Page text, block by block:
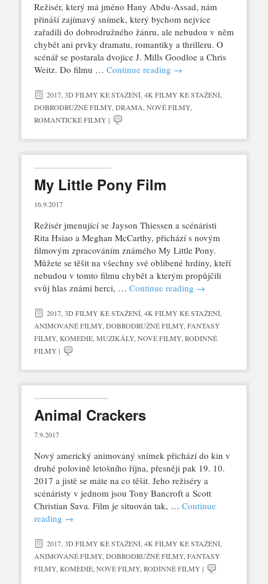
Režisér, který má jméno Hany Abdu-Assad, nám
přináší zajímavý snímek, který bychom nejvíce
zařadili do dobrodružného žánru, ale nebudou v něm
chybět ani prvky dramatu, romantiky a thrilleru. O
scénář se postarala dvojice J. Mills Goodloe a Chris
Weitz. Do filmu … Continue reading →
2017,3D FILMY KE STAŽENÍ,4K FILMY KE STAŽENÍ,
DOBRODRUŽNÉ FILMY,DRAMA,NOVÉ FILMY,
ROMANTICKÉ FILMY |
My Little Pony Film
16.9.2017
Režisér jmenující se Jayson Thiessen a scénáristi
Rita Hsiao a Meghan McCarthy, přichází s novým
filmovým zpracováním známého My Little Pony.
Můžete se těšit na všechny své oblíbené hrdiny, kteří
nebudou v tomto filmu chybět a kterým propůjčili
svůj hlas známí herci, … Continue reading →
2017, 3D FILMY KE STAŽENÍ, 4K FILMY KE STAŽENÍ,
ANIMOVANÉ FILMY, DOBRODRUŽNÉ FILMY, FANTASY
FILMY, KOMEDIE, MUZIKÁLY, NOVÉ FILMY, RODINNÉ
FILMY |
Animal Crackers
7.9.2017
Nový americký animovaný snímek přichází do kin v
druhé polovině letošního října, přesněji pak 19. 10.
2017 a jistě se máte na co těšit. Jeho režiséry a
scénáristy v jednom jsou Tony Bancroft a Scott
Christian Sava. Film je situován tak, … Continue
reading →
2017, 3D FILMY KE STAŽENÍ, 4K FILMY KE STAŽENÍ,
ANIMOVANÉ FILMY, DOBRODRUŽNÉ FILMY, FANTASY
FILMY, KOMEDIE, NOVÉ FILMY, RODINNÉ FILMY |